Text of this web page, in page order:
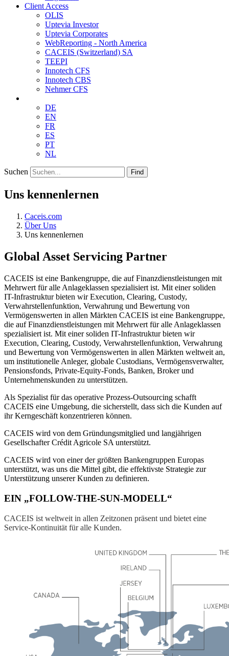
Client Access
OLIS
Uptevia Investor
Uptevia Corporates
WebReporting - North America
CACEIS (Switzerland) SA
TEEPI
Innotech CFS
Innotech CBS
Nehmer CFS
DE
EN
FR
ES
PT
NL
Suchen Find
Uns kennenlernen
Caceis.com
Über Uns
Uns kennenlernen
Global Asset Servicing Partner
CACEIS ist eine Bankengruppe, die auf Finanzdienstleistungen mit
Mehrwert für alle Anlageklassen spezialisiert ist. Mit einer soliden
IT-Infrastruktur bieten wir Execution, Clearing, Custody,
Verwahrstellenfunktion, Verwahrung und Bewertung von
Vermögenswerten in allen Märkten CACEIS ist eine Bankengruppe,
die auf Finanzdienstleistungen mit Mehrwert für alle Anlageklassen
spezialisiert ist. Mit einer soliden IT-Infrastruktur bieten wir
Execution, Clearing, Custody, Verwahrstellenfunktion, Verwahrung
und Bewertung von Vermögenswerten in allen Märkten weltweit an,
um institutionelle Anleger, globale Custodians, Vermögensverwalter,
Pensionsfonds, Private-Equity-Fonds, Banken, Broker und
Unternehmenskunden zu unterstützen.
Als Spezialist für das operative Prozess-Outsourcing schafft
CACEIS eine Umgebung, die sicherstellt, dass sich die Kunden auf
ihr Kerngeschäft konzentrieren können.
CACEIS wird von dem Gründungsmitglied und langjährigen
Gesellschafter Crédit Agricole SA unterstützt.
CACEIS wird von einer der größten Bankengruppen Europas
unterstützt, was uns die Mittel gibt, die effektivste Strategie zur
Unterstützung unserer Kunden zu definieren.
EIN „FOLLOW-THE-SUN-MODELL“
CACEIS ist weltweit in allen Zeitzonen präsent und bietet eine
Service-Kontinuität für alle Kunden.